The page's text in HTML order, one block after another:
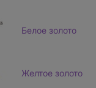
Белое золото
Желтое золото